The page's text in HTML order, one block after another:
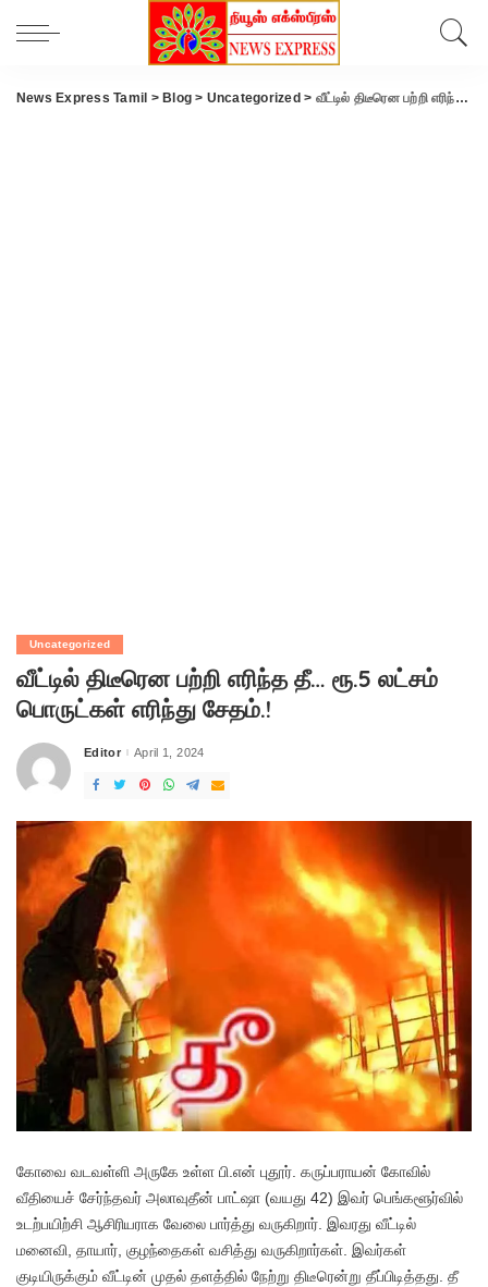
News Express Tamil > Blog > Uncategorized > வீட்டில் திடீரென பற்றி எரிந்த தீ… ரூ.5 லட்சம் பொருட்கள் எரிந்து சேதம்.!
Uncategorized
வீட்டில் திடீரென பற்றி எரிந்த தீ… ரூ.5 லட்சம்
பொருட்கள் எரிந்து சேதம்.!
Posted
Editor April 1, 2024
கோவை வடவள்ளி அருகே உள்ள பி.என் புதூர். கருப்பராயன் கோவில்
வீதியைச் சேர்ந்தவர் அலாவுதீன் பாட்ஷா (வயது 42) இவர் பெங்களூர்வில்
உடற்பயிற்சி ஆசிரியராக வேலை பார்த்து வருகிறார். இவரது வீட்டில்
மனைவி, தாயார், குழந்தைகள் வசித்து வருகிறார்கள். இவர்கள்
குடியிருக்கும் வீட்டின் முதல் தளத்தில் நேற்று திடீரென்று தீப்பிடித்தது. தீ